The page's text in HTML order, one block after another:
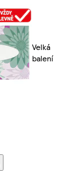
Velká
balení